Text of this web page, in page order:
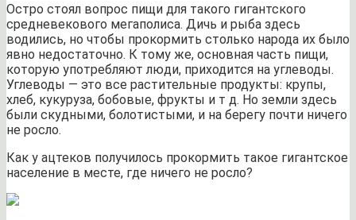
Остро стоял вопрос пищи для такого гигантского
средневекового мегаполиса. Дичь и рыба здесь
водились, но чтобы прокормить столько народа их было
явно недостаточно. К тому же, основная часть пищи,
которую употребляют люди, приходится на углеводы.
Углеводы — это все растительные продукты: крупы,
хлеб, кукуруза, бобовые, фрукты и т д. Но земли здесь
были скудными, болотистыми, и на берегу почти ничего
не росло.
Как у ацтеков получилось прокормить такое гигантское
население в месте, где ничего не росло?